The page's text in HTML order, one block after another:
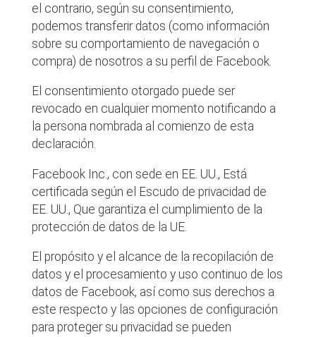
el contrario, según su consentimiento,
podemos transferir datos (como información
sobre su comportamiento de navegación o
compra) de nosotros a su perfil de Facebook.
El consentimiento otorgado puede ser
revocado en cualquier momento notificando a
la persona nombrada al comienzo de esta
declaración.
Facebook Inc., con sede en EE. UU., Está
certificada según el Escudo de privacidad de
EE. UU., Que garantiza el cumplimiento de la
protección de datos de la UE.
El propósito y el alcance de la recopilación de
datos y el procesamiento y uso continuo de los
datos de Facebook, así como sus derechos a
este respecto y las opciones de configuración
para proteger su privacidad se pueden